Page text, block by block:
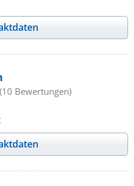
(10 Bewertungen)